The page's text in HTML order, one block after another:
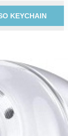
KEYCHAIN